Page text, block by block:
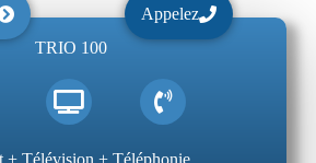
Appelez
TRIO 100
+ Télévision + Téléphonie